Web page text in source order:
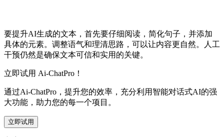
要提升AI生成的文本，首先要仔细阅读，简化句子，并添加
具体的元素。调整语气和理清思路，可以让内容更自然。人工
干预仍然是确保文本可信和实用的关键。
立即试用 Ai-ChatPro！
通过Ai-ChatPro，提升您的效率，充分利用智能对话式AI的强
大功能，助力您的每一个项目。
立即试用